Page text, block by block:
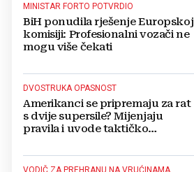
MINISTAR FORTO POTVRDIO
BiH ponudila rješenje Europskoj
komisiji: Profesionalni vozači ne
mogu više čekati
DVOSTRUKA OPASNOST
Amerikanci se pripremaju za rat
s dvije supersile? Mijenjaju
pravila i uvode taktičko
VODIČ ZA PREHRANU NA VRUĆINAMA